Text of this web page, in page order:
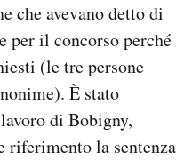
che avevano detto di
per il concorso perché
(le tre persone
È stato
di Bobigny,
riferimento la sentenza